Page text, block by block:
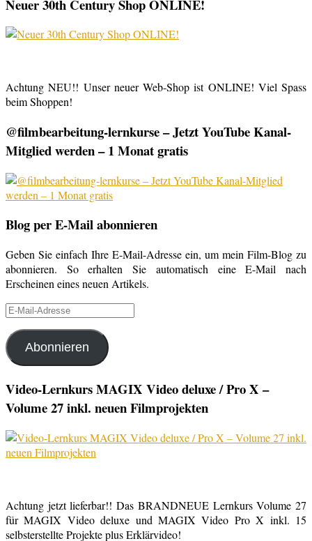
Neuer 30th Century Shop ONLINE!
Achtung NEU!! Unser neuer Web-Shop ist ONLINE! Viel Spass
beim Shoppen!
@filmbearbeitung-lernkurse – Jetzt YouTube Kanal-
Mitglied werden – 1 Monat gratis
Blog per E-Mail abonnieren
Geben Sie einfach Ihre E-Mail-Adresse ein, um mein Film-Blog zu
abonnieren. So erhalten Sie automatisch eine E-Mail nach
Erscheinen eines neuen Artikels.
E-
Adresse
Abonnieren
Video-Lernkurs MAGIX Video deluxe / Pro X –
Volume 27 inkl. neuen Filmprojekten
Achtung jetzt lieferbar!! Das BRANDNEUE Lernkurs Volume 27
für MAGIX Video deluxe und MAGIX Video Pro X inkl. 15
selbsterstellte Projekte plus Erklärvideo!